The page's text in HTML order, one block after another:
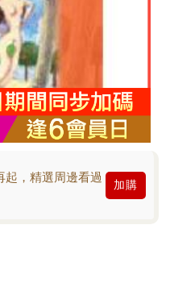
，精選周邊看過
加購